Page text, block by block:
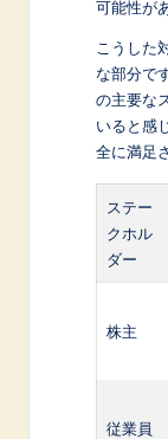
可能性が
こうした
な部分で
の主要な
いると感
全に満足
ステー
クホル
ダー
株主
従業員